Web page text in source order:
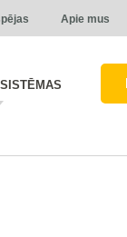
Apie mus